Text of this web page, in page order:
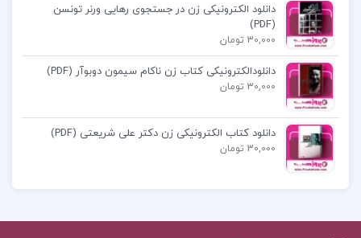
دانلود جزوه اصول حسابداری و هزینه یابی pdf
قیمت جزوه اصول حسابداری و هزینه یابی
کتاب پیشنهادی پروژه کده
کتاب مشاوره خانواده کیانوش زهراکار
دانلود الکترونیکی زن در جستجوی رهایی ورنر تونسن
(PDF)
30,000 تومان
دانلودالکترونیکی کتاب زن ناکام سیمون دوبوآر (PDF)
30,000 تومان
دانلود کتاب الکترونیکی زن دکتر علی شریعتی (PDF)
30,000 تومان